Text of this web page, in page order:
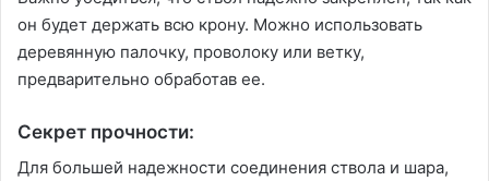
он будет держать всю крону. Можно использовать
деревянную палочку, проволоку или ветку,
предварительно обработав ее.
Секрет прочности:
Для большей надежности соединения ствола и шара,